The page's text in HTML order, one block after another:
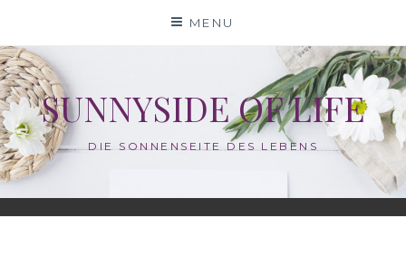
content
MENU
SUNNYSIDE OF LIFE
DIE SONNENSEITE DES LEBENS